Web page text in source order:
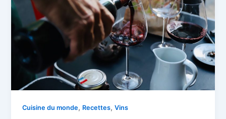
Cuisine du monde, Recettes,Vins